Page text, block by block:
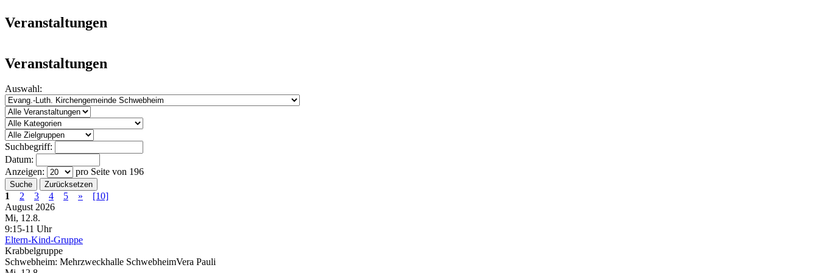
Veranstaltungen
Veranstaltungen
Auswahl:
Suchbegriff:
Datum:
Anzeigen:
pro Seite von 196
Suche Zurücksetzen
1 2 3 4 5 »
[10]
August 2026
Mi, 12.8.
9:15-11 Uhr
Eltern-Kind-Gruppe
Krabbelgruppe
Schwebheim: Mehrzweckhalle SchwebheimVera Pauli